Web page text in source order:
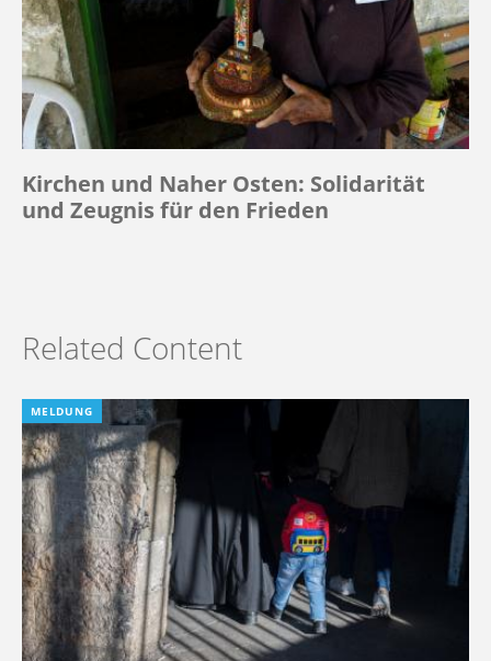
Kirchen und Naher Osten: Solidarität
und Zeugnis für den Frieden
Related Content
MELDUNG